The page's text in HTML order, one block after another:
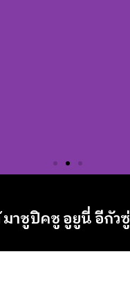
มาชูปิคชู อูยูนี่ อีกัวซู่